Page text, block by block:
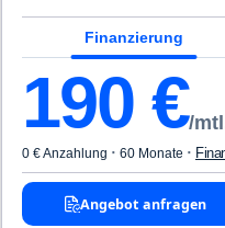
Finanzierung
190 €/
0 € Anzahlung · 60 Monate ·
Angebot anfragen